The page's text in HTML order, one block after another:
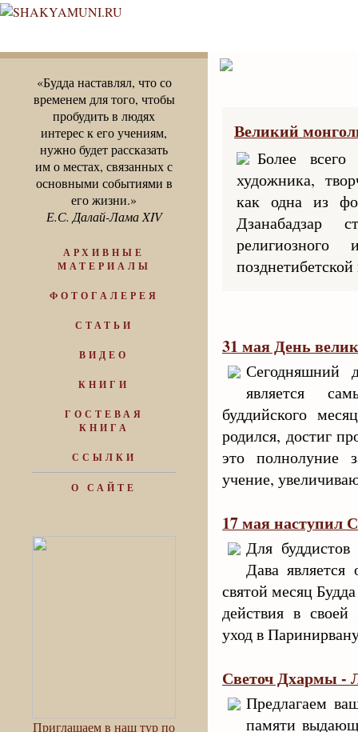
«Будда наставлял, что со
временем для того, чтобы
пробудить в людях
интерес к его учениям,
нужно будет рассказать
им о местах, связанных с
основными событиями в
его жизни.»
Е.С. Далай-Лама XIV
АРХИВНЫЕ
МАТЕРИАЛЫ
ФОТОГАЛЕРЕЯ
СТАТЬИ
ВИДЕО
КНИГИ
ГОСТЕВАЯ
КНИГА
ССЫЛКИ
О САЙТЕ
Приглашаем в наш тур по
Великий
Более
художника,
как одна из
Дзанабадзар
религиозного
31 мая День
Сегодняшний
является
буддийского
родился, достиг
это полнолуние
учение,
17 мая наступил
Для
Дава
святой месяц
действия в
уход в
Светоч Дхармы -
Предлагаем
памяти